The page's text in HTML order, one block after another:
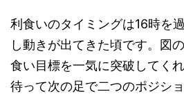
利食いのタイミングは16時を
し動きが出てきた頃です。図
食い目標を一気に突破してく
待って次の足で二つのポジシ